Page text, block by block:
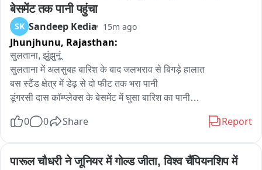
बेसमेंट तक पानी पहुंचा
SK Sandeep Kedia 15m ago
Jhunjhunu, Rajasthan:
सुलताना, झुंझुनूं
सुलताना में अलसुबह बारिश के बाद जलभराव से बिगड़े हालात
बस स्टैंड क्षेत्र में डेढ़ से दो फीट तक भरा पानी
डूंगरसी दास कॉम्प्लेक्स के बेसमेंट में घुसा बारिश का पानी
कस्बे के कई निचले इलाकों में भी हुआ जलभराव
झुंझुनूं जिले के सुलताना कस्बे में अलसुबह हुई बारिश के बाद जलभराव की
समस्या ने लोगों की परेशानी बढ़ा दी है। बारिश से बस स्टैंड क्षेत्र में करीब
0 0 Share Report
पारूल चौधरी ने जूनियर में गोल्ड जीता, विश्व चैंपियनशिप में